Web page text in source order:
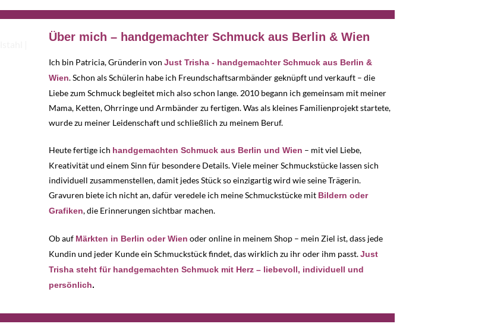
Über mich – handgemachter Schmuck aus Berlin & Wien
Ich bin Patricia, Gründerin von Just Trisha - handgemachter Schmuck aus Berlin &
Wien. Schon als Schülerin habe ich Freundschaftsarmbänder geknüpft und verkauft – die
Liebe zum Schmuck begleitet mich also schon lange. 2010 begann ich gemeinsam mit meiner
Mama, Ketten, Ohrringe und Armbänder zu fertigen. Was als kleines Familienprojekt startete,
wurde zu meiner Leidenschaft und schließlich zu meinem Beruf.
Heute fertige ich handgemachten Schmuck aus Berlin und Wien – mit viel Liebe,
Kreativität und einem Sinn für besondere Details. Viele meiner Schmuckstücke lassen sich
individuell zusammenstellen, damit jedes Stück so einzigartig wird wie seine Trägerin.
Gravuren biete ich nicht an, dafür veredele ich meine Schmuckstücke mit Bildern oder
Grafiken, die Erinnerungen sichtbar machen.
Ob auf Märkten in Berlin oder Wien oder online in meinem Shop – mein Ziel ist, dass jede
Kundin und jeder Kunde ein Schmuckstück findet, das wirklich zu ihr oder ihm passt.Just
Trisha steht für handgemachten Schmuck mit Herz – liebevoll, individuell und
persönlich.